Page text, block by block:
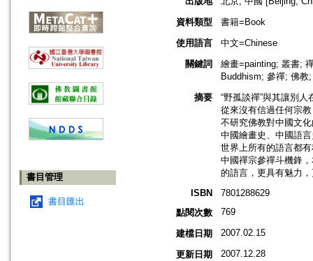
書目管理
書目匯出
資料類型
書籍=Book
使用語言
中文=Chinese
關鍵詞
繪畫=painting; 叢書;
Buddhism; 參禪; 佛教
摘要
“野孤談禪”與其讓別
從來沒有信過任何宗
不研究佛教對中國文
中國繪畫史、中國語
世界上所有的語言都
中國禪宗參禪斗機鋒
的語言，更具有魅力
ISBN
7801288629
點閱次數
769
建檔日期 2007.02.15
更新日期 2007.12.28